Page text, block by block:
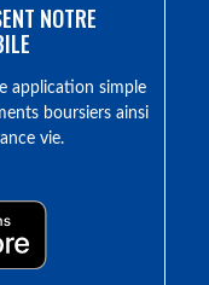
NOTRE
application simple
boursiers ainsi
vie.